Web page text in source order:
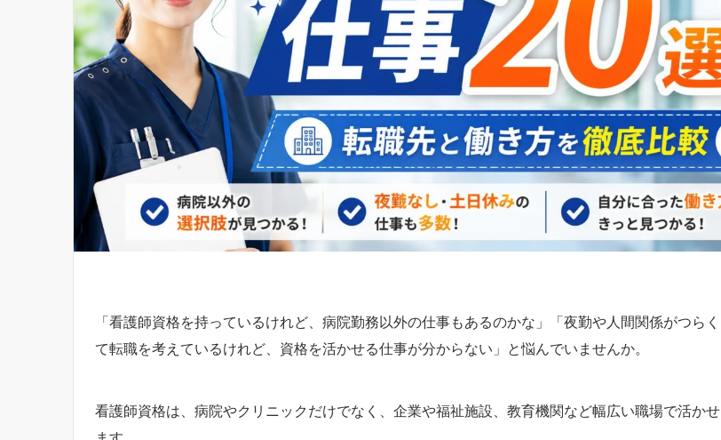
「看護師資格を持っているけれど、病院勤務以外の仕事もあるのかな」「夜勤や人間関係がつらく
て転職を考えているけれど、資格を活かせる仕事が分からない」と悩んでいませんか。
看護師資格は、病院やクリニックだけでなく、企業や福祉施設、教育機関など幅広い職場で活かせ